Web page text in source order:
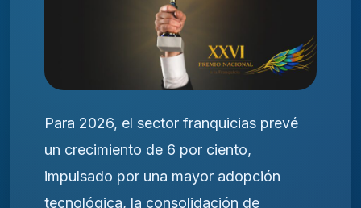
Para 2026, el sector franquicias prevé
un crecimiento de 6 por ciento,
impulsado por una mayor adopción
tecnológica, la consolidación de